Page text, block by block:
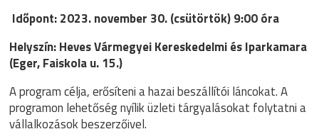
Időpont: 2023. november 30. (csütörtök) 9:00 óra
Helyszín: Heves Vármegyei Kereskedelmi és Iparkamara
(Eger, Faiskola u. 15.)
A program célja, erősíteni a hazai beszállítói láncokat. A
programon lehetőség nyílik üzleti tárgyalásokat folytatni a
vállalkozások beszerzőivel.